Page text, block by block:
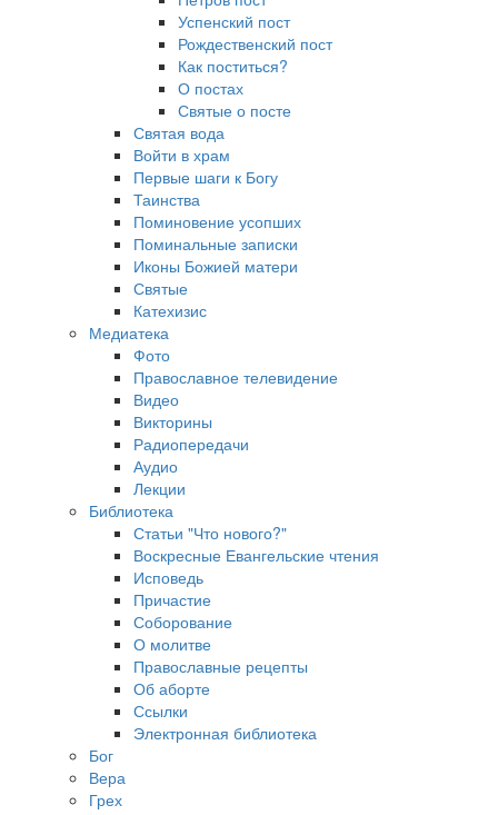
Успенский пост
Рождественский пост
Как поститься?
О постах
Святые о посте
Святая вода
Войти в храм
Первые шаги к Богу
Таинства
Поминовение усопших
Поминальные записки
Иконы Божией матери
Святые
Катехизис
Медиатека
Фото
Православное телевидение
Видео
Викторины
Радиопередачи
Аудио
Лекции
Библиотека
Статьи "Что нового?"
Воскресные Евангельские чтения
Исповедь
Причастие
Соборование
О молитве
Православные рецепты
Об аборте
Ссылки
Электронная библиотека
Бог
Вера
Грех